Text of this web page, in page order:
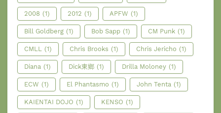
2008 (1) 2012 (1) APFW (1)
Bill Goldberg (1) Bob Sapp (1) CM Punk (1)
CMLL (1) Chris Brooks (1) Chris Jericho (1)
Diana (1) Dick東鄉 (1) Drilla Moloney (1)
ECW (1) El Phantasmo (1) John Tenta (1)
KAIENTAI DOJO (1) KENSO (1)